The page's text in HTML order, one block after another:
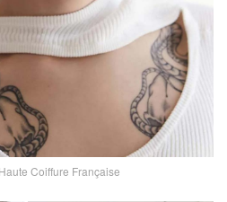
Coiffure Française